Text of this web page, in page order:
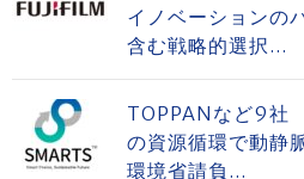
イノベーションの
含む戦略的選択...
TOPPANなど9社
の資源循環で動静
環境省請負...